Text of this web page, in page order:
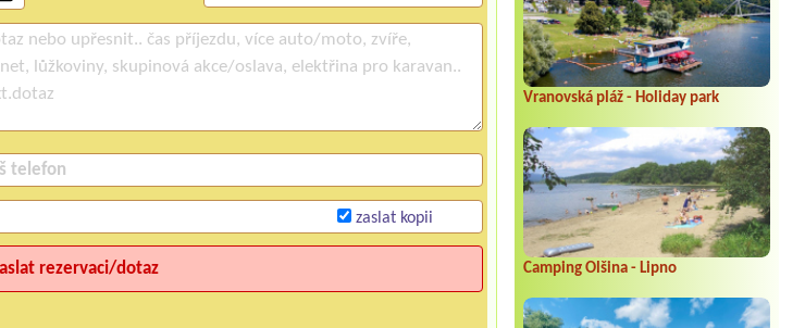
Vranovská pláž - Holiday park
Camping Olšina - Lipno
zaslat kopii